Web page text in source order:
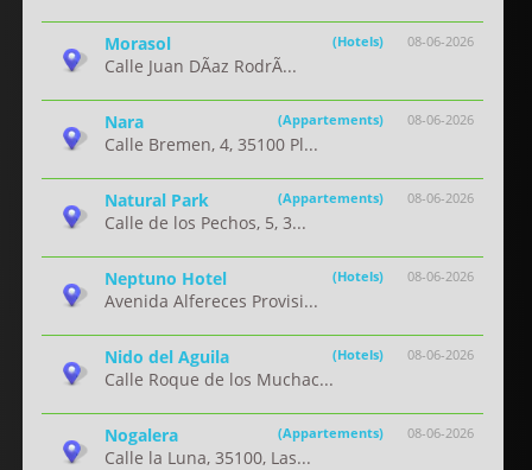
08-06-2026
Morasol (Hotels)
Calle Juan DÃ­az RodrÃ...
08-06-2026
Nara (Appartements)
Calle Bremen, 4, 35100 Pl...
08-06-2026
Natural Park (Appartements)
Calle de los Pechos, 5, 3...
08-06-2026
Neptuno Hotel (Hotels)
Avenida Alfereces Provisi...
08-06-2026
Nido del Aguila (Hotels)
Calle Roque de los Muchac...
08-06-2026
Nogalera (Appartements)
Calle la Luna, 35100, Las...